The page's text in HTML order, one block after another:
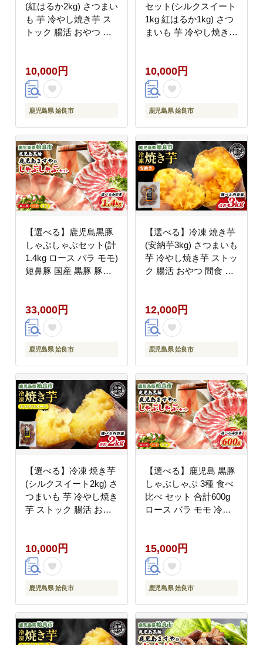
(紅はるか2kg) さつまい
も 芋 冷やし焼き芋 ス
トック 腸活 おやつ 間
10,000円
鹿児島県 姶良市
セット(シルクスイート
1kg 紅はるか1kg) さつ
まいも 芋 冷やし焼き芋
自然食品 (a0001-BS2)
10,000円
鹿児島県 姶良市
【選べる】鹿児島黒豚
しゃぶしゃぶセット(計
1.4kg ロース バラ モモ)
短鼻豚 国産 黒豚 豚肉
取り寄せ 特産品 (a054)
33,000円
鹿児島県 姶良市
【選べる】冷凍 焼き芋
(安納芋3kg) さつまいも
芋 冷やし焼き芋 ストッ
ク 腸活 おやつ 間食 人
12,000円
鹿児島県 姶良市
【選べる】冷凍 焼き芋
(シルクスイート2kg) さ
つまいも 芋 冷やし焼き
芋 ストック 腸活 おや
10,000円
鹿児島県 姶良市
【選べる】鹿児島 黒豚
しゃぶしゃぶ 3種 食べ
比べ セット 合計600g
ロース バラ モモ 冷凍
15,000円
鹿児島県 姶良市